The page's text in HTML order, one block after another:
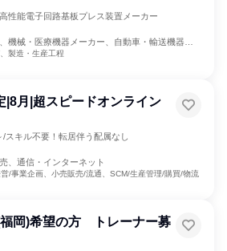
性能電子回路基板プレス装置メーカー
機械・医療機器メーカー、自動車・輸送機器メ
製造・生産工程
|8月|超スピードオンライン
/スキル不要！転居伴う配属なし
、通信・インターネット
/事業企画、小売販売/流通、SCM/生産管理/購買/物流
岡)希望の方 トレーナー募